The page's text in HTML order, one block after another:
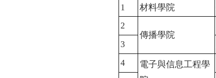
1 材料學院
2
傳播學院
3
4
電子與信息工程學